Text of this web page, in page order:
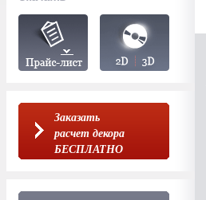
Заказать
расчет декора
БЕСПЛАТНО